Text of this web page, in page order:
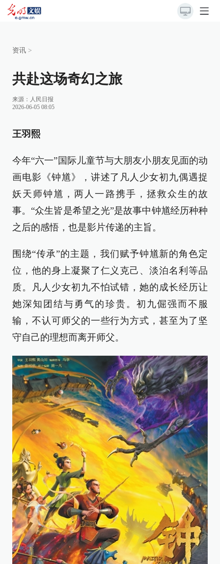
资讯 >
共赴这场奇幻之旅
来源： 人民日报
2026-06-05 08:05
王羽熙
今年“六一”国际儿童节与大朋友小朋友见面的动
画电影《钟馗》，讲述了凡人少女初九偶遇捉
妖天师钟馗，两人一路携手，拯救众生的故
事。“众生皆是希望之光”是故事中钟馗经历种种
之后的感悟，也是影片传递的主旨。
围绕“传承”的主题，我们赋予钟馗新的角色定
位，他的身上凝聚了仁义克己、淡泊名利等品
质。凡人少女初九不怕试错，她的成长经历让
她深知团结与勇气的珍贵。初九倔强而不服
输，不认可师父的一些行为方式，甚至为了坚
守自己的理想而离开师父。